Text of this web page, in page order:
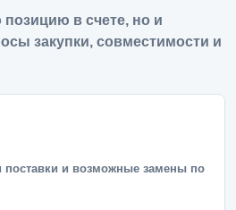
в счете, но и
закупки, совместимости и
поставки и возможные замены по